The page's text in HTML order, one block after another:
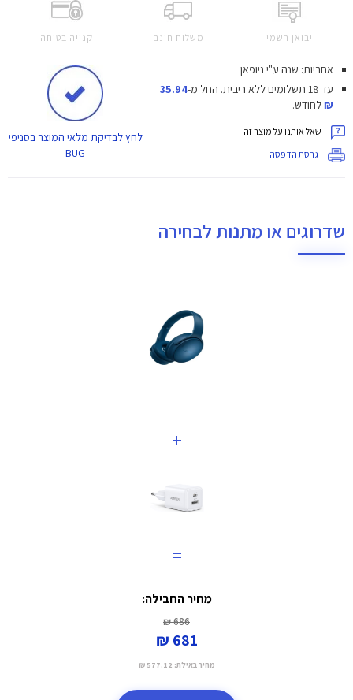
יבואן רשמי משלוח חינם קנייה בטוחה
אחריות: שנה ע"י ניופאן
עד 18 תשלומים ללא ריבית.
החל מ-35.94
₪לחודש.
שאל אותנו על מוצר זה
גרסת הדפסה
לחץלבדיקת מלאי המוצר בסניפי
BUG
שדרוגים או מתנות לבחירה
+
=
מחיר החבילה:
686 ₪
681 ₪
מחיר באילת: 577.12 ₪